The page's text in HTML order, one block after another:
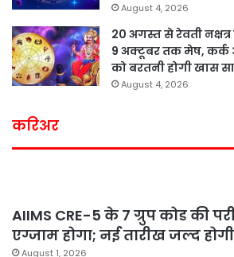
August 4, 2026
20 अगस्त से रेवती
9 अक्टूबर तक मेष, कर्क
को बरतनी होगी खास
August 4, 2026
करिअर
AIIMS CRE-5 के 7 ग्रुप कोड की
एग्जाम होगा; नई तारीख जल्द
August 1, 2026